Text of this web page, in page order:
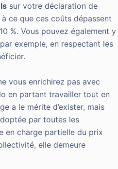
sur votre déclaration de
ce que ces coûts dépassent
%. Vous pouvez également y
exemple, en respectant les
vous enrichirez pas avec
en partant travailler tout en
a le mérite d’exister, mais
par toutes les
en charge partielle du prix
elle demeure